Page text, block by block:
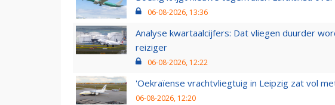
06-08-2026, 13:36
Analyse kwartaalcijfers: Dat vliegen duurder
reiziger
06-08-2026, 12:22
'Oekraïense vrachtvliegtuig in Leipzig zat vol
06-08-2026, 12:20